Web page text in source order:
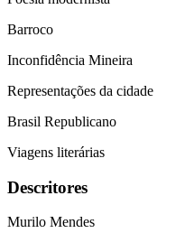
Barroco
Inconfidência Mineira
Representações da cidade
Brasil Republicano
Viagens literárias
Descritores
Murilo Mendes